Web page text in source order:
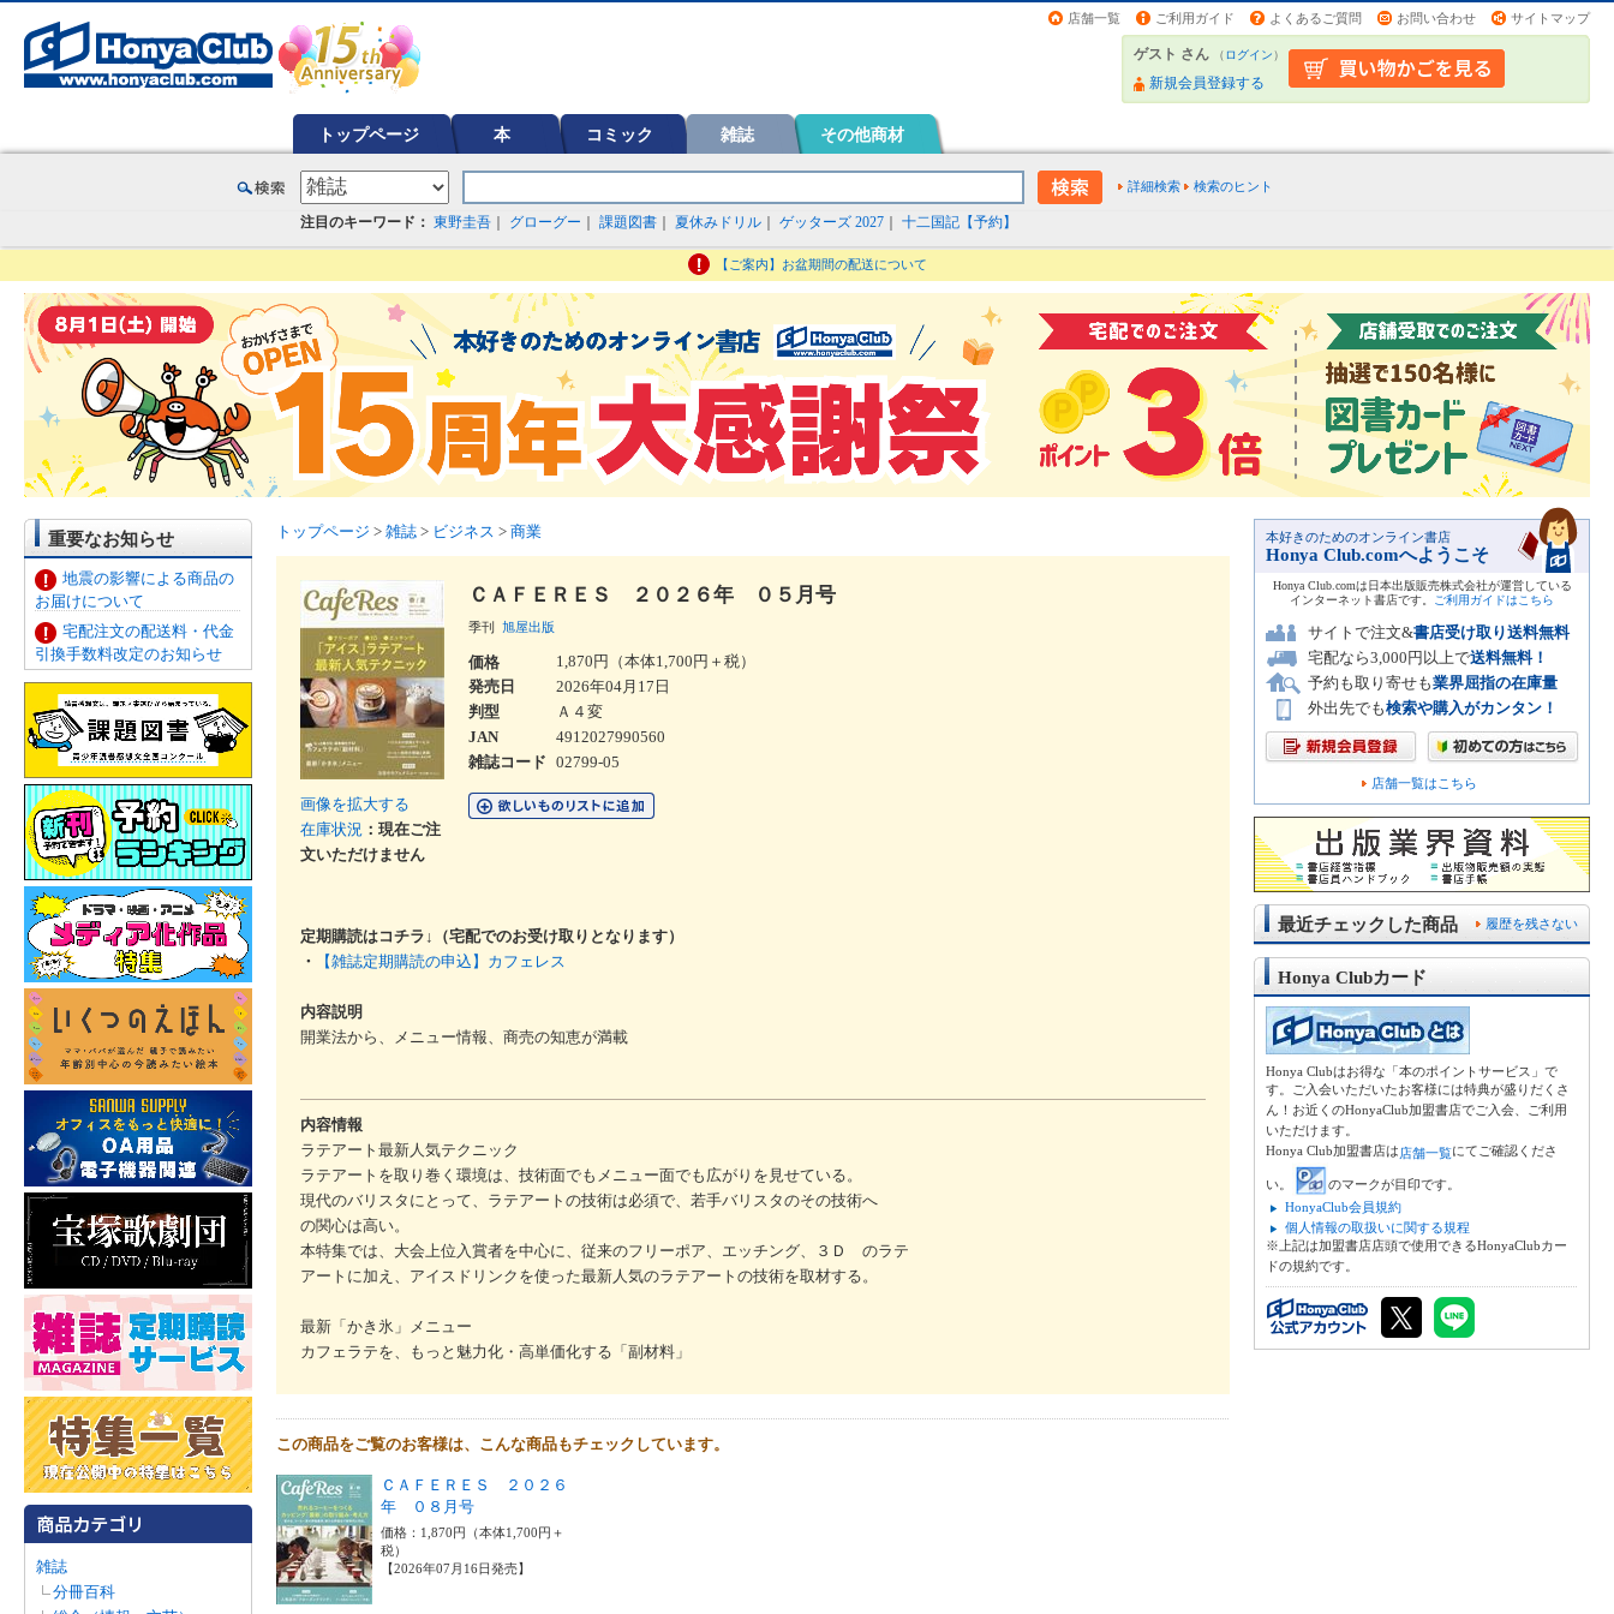
店舗一覧 ご利用ガイド よくあるご質問 お問い合わせ サイトマップ
ゲスト さん （ログイン）
新規会員登録する
トップページ 本 コミック 雑誌 その他商材
詳細検索 検索のヒント
注目のキーワード： 東野圭吾 グローグー 課題図書 夏休みドリル ゲッターズ 2027 十二国記【予約】
【ご案内】お盆期間の配送について
重要なお知らせ
地震の影響による商品の
お届けについて
宅配注文の配送料・代金
引換手数料改定のお知らせ
雑誌
分冊百科
トップページ > 雑誌 > ビジネス > 商業
画像を拡大する
在庫状況 ：現在ご注
文いただけません
ＣＡＦＥＲＥＳ ２０２６年 ０５月号
季刊 旭屋出版
価格
1,870円（本体1,700円＋税）
発売日
2026年04月17日
判型
Ａ４変
JAN
4912027990560
雑誌コード
02799-05
定期購読はコチラ↓（宅配でのお受け取りとなります）
・
【雑誌定期購読の申込】カフェレス
内容説明
開業法から、メニュー情報、商売の知恵が満載
内容情報
ラテアート最新人気テクニック
ラテアートを取り巻く環境は、技術面でもメニュー面でも広がりを見せている。
現代のバリスタにとって、ラテアートの技術は必須で、若手バリスタのその技術へ
の関心は高い。
本特集では、大会上位入賞者を中心に、従来のフリーポア、エッチング、３Ｄ のラテ
アートに加え、アイスドリンクを使った最新人気のラテアートの技術を取材する。
最新「かき氷」メニュー
カフェラテを、もっと魅力化・高単価化する「副材料」
この商品をご覧のお客様は、こんな商品もチェックしています。
ＣＡＦＥＲＥＳ ２０２６
年 ０８月号
価格：1,870円（本体1,700円＋
税）
【2026年07月16日発売】
本好きのためのオンライン書店
Honya Club.comへようこそ
Honya Club.comは日本出版販売株式会社が運営している
インターネット書店です。
ご利用ガイドはこちら
サイトで注文&書店受け取り送料無料
宅配なら3,000円以上で送料無料！
予約も取り寄せも業界屈指の在庫量
外出先でも検索や購入がカンタン！
店舗一覧はこちら
履歴を残さない
最近チェックした商品
Honya Clubカード
Honya Clubはお得な「本のポイントサービス」で
す。ご入会いただいたお客様には特典が盛りだくさ
ん！お近くのHonyaClub加盟書店でご入会、ご利用
いただけます。
Honya Club加盟書店は店舗一覧にてご確認くださ
い。
のマークが目印です。
HonyaClub会員規約
個人情報の取扱いに関する規程
※上記は加盟書店店頭で使用できるHonyaClubカー
ドの規約です。